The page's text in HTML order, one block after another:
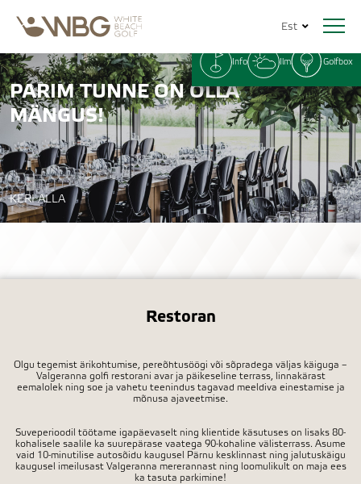
Est
PARIM TUNNE ON OLLA
MÄNGUS!
KERI ALLA
Restoran
Olgu tegemist ärikohtumise, pereõhtusöögi või sõpradega väljas käiguga –
Valgeranna golfi restorani avar ja päikeseline terrass, linnakärast
eemalolek ning soe ja vahetu teenindus tagavad meeldiva einestamise ja
mõnusa ajaveetmise.
Suveperioodil töötame igapäevaselt ning klientide käsutuses on lisaks 80-
kohalisele saalile ka suurepärase vaatega 90-kohaline välisterrass. Asume
vaid 10-minutilise autosõidu kaugusel Pärnu kesklinnast ning jalutuskäigu
kaugusel imeilusast Valgeranna mererannast ning loomulikult on maja ees
ka tasuta parkimine!
Info Ilm Golfbox